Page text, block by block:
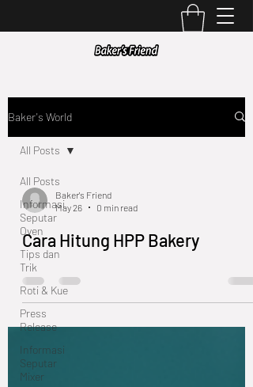
Baker's World
All Posts
Informasi
Seputar
Oven
Tips dan
Trik
Roti & Kue
Press
Release
Informasi
Seputar
Mixer
All Posts
Baker's Friend
May 26
0 min read
Cara Hitung HPP Bakery